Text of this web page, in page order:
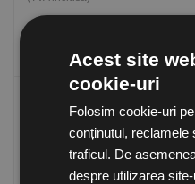
Acest site
cookie-uri
Folosim cookie-uri
conținutul, reclamele
traficul. De
despre utilizarea